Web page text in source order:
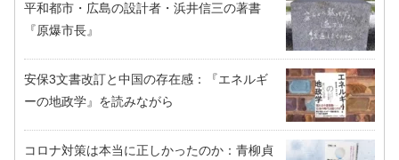
平和都市・広島の設計者・浜井信三の著書
『原爆市長』
安保3文書改訂と中国の存在感：『エネルギ
ーの地政学』を読みながら
コロナ対策は本当に正しかったのか：青柳貞